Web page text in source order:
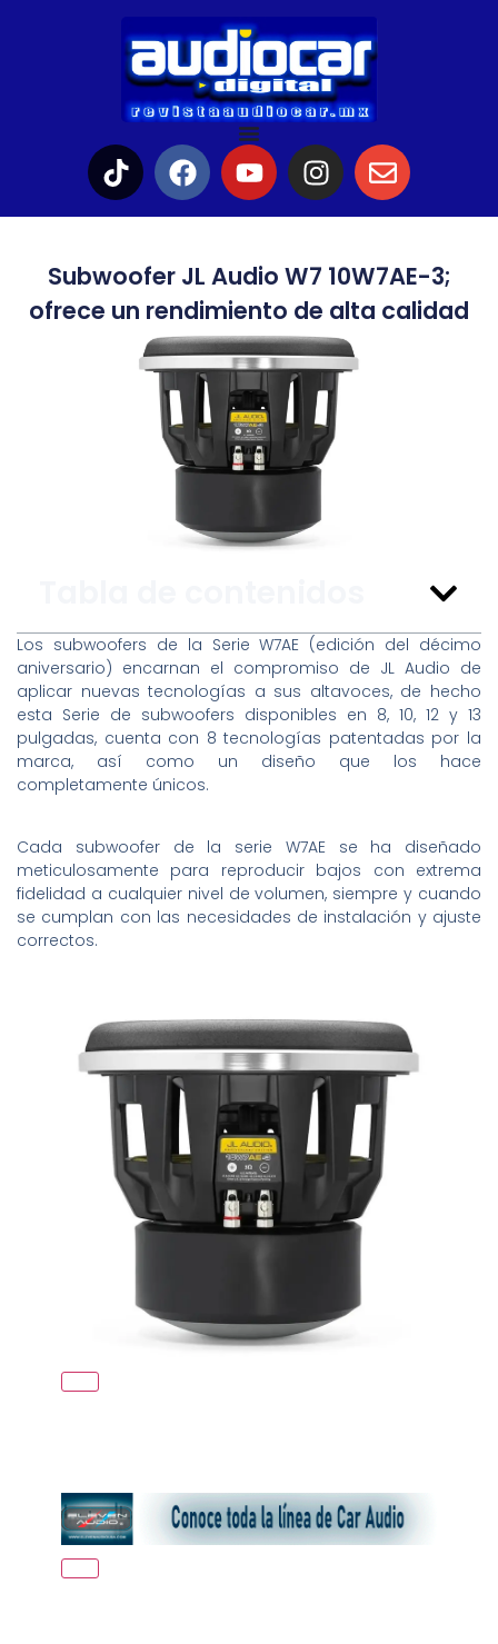
Subwoofer JL Audio W7 10W7AE-3;
ofrece un rendimiento de alta calidad
Los subwoofers de la Serie W7AE (edición del décimo
aniversario) encarnan el compromiso de JL Audio de
aplicar nuevas tecnologías a sus altavoces, de hecho
esta Serie de subwoofers disponibles en 8, 10, 12 y 13
pulgadas, cuenta con 8 tecnologías patentadas por la
marca, así como un diseño que los hace
completamente únicos.
Cada subwoofer de la serie W7AE se ha diseñado
meticulosamente para reproducir bajos con extrema
fidelidad a cualquier nivel de volumen, siempre y cuando
se cumplan con las necesidades de instalación y ajuste
correctos.